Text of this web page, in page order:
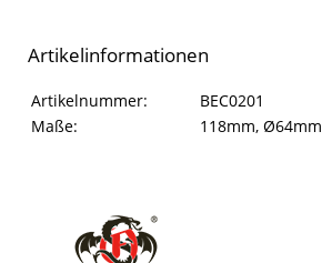
Artikelinformationen
Artikelinformationen
Eigenschaft Wert
Artikelnummer:
BEC0201
Maße:
118mm, Ø64mm